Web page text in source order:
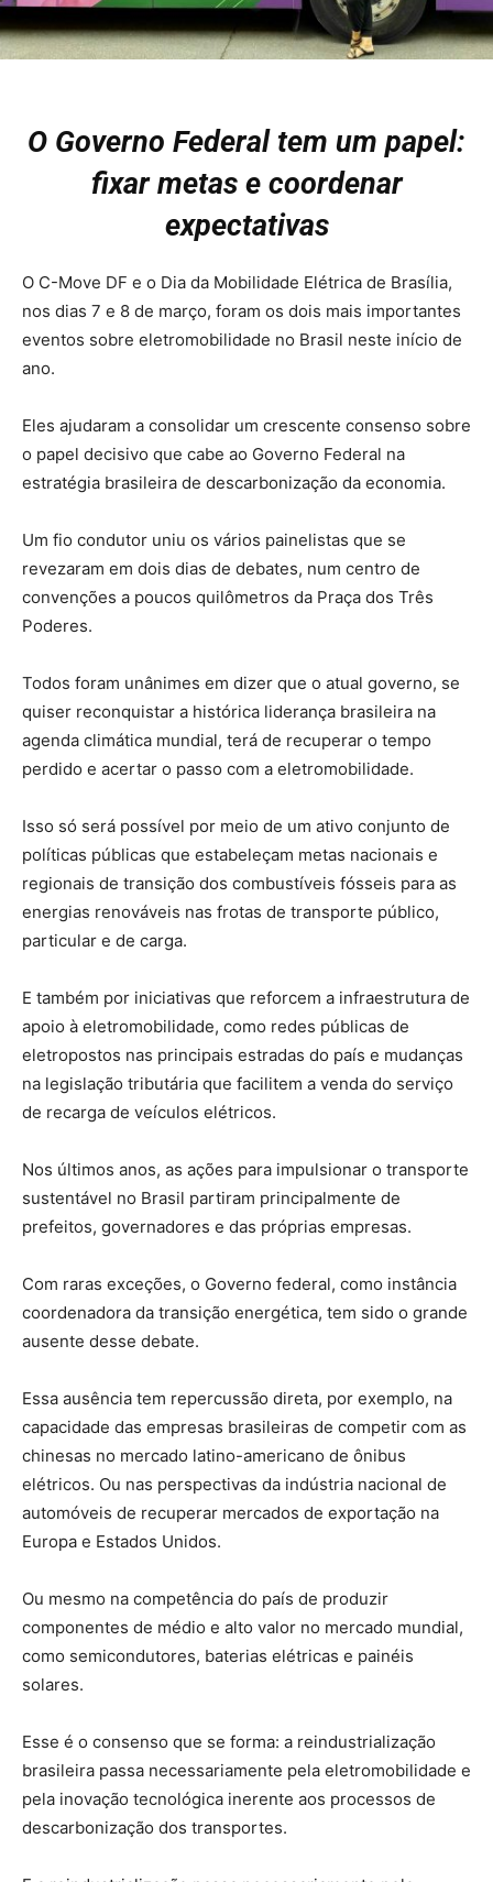
O Governo Federal tem um papel:
fixar metas e coordenar
expectativas
O C-Move DF e o Dia da Mobilidade Elétrica de Brasília,
nos dias 7 e 8 de março, foram os dois mais importantes
eventos sobre eletromobilidade no Brasil neste início de
ano.
Eles ajudaram a consolidar um crescente consenso sobre
o papel decisivo que cabe ao Governo Federal na
estratégia brasileira de descarbonização da economia.
Um fio condutor uniu os vários painelistas que se
revezaram em dois dias de debates, num centro de
convenções a poucos quilômetros da Praça dos Três
Poderes.
Todos foram unânimes em dizer que o atual governo, se
quiser reconquistar a histórica liderança brasileira na
agenda climática mundial, terá de recuperar o tempo
perdido e acertar o passo com a eletromobilidade.
Isso só será possível por meio de um ativo conjunto de
políticas públicas que estabeleçam metas nacionais e
regionais de transição dos combustíveis fósseis para as
energias renováveis nas frotas de transporte público,
particular e de carga.
E também por iniciativas que reforcem a infraestrutura de
apoio à eletromobilidade, como redes públicas de
eletropostos nas principais estradas do país e mudanças
na legislação tributária que facilitem a venda do serviço
de recarga de veículos elétricos.
Nos últimos anos, as ações para impulsionar o transporte
sustentável no Brasil partiram principalmente de
prefeitos, governadores e das próprias empresas.
Com raras exceções, o Governo federal, como instância
coordenadora da transição energética, tem sido o grande
ausente desse debate.
Essa ausência tem repercussão direta, por exemplo, na
capacidade das empresas brasileiras de competir com as
chinesas no mercado latino-americano de ônibus
elétricos. Ou nas perspectivas da indústria nacional de
automóveis de recuperar mercados de exportação na
Europa e Estados Unidos.
Ou mesmo na competência do país de produzir
componentes de médio e alto valor no mercado mundial,
como semicondutores, baterias elétricas e painéis
solares.
Esse é o consenso que se forma: a reindustrialização
brasileira passa necessariamente pela eletromobilidade e
pela inovação tecnológica inerente aos processos de
descarbonização dos transportes.